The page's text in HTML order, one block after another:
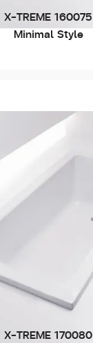
X-TREME 160075
Minimal Style
X-TREME 170080